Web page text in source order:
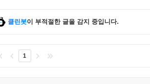
클린봇이 부적절한 글을 감지 중입니다.
1